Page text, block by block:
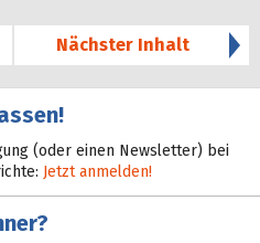
Nächster Inhalt
(oder einen Newsletter) bei
Jetzt anmelden!